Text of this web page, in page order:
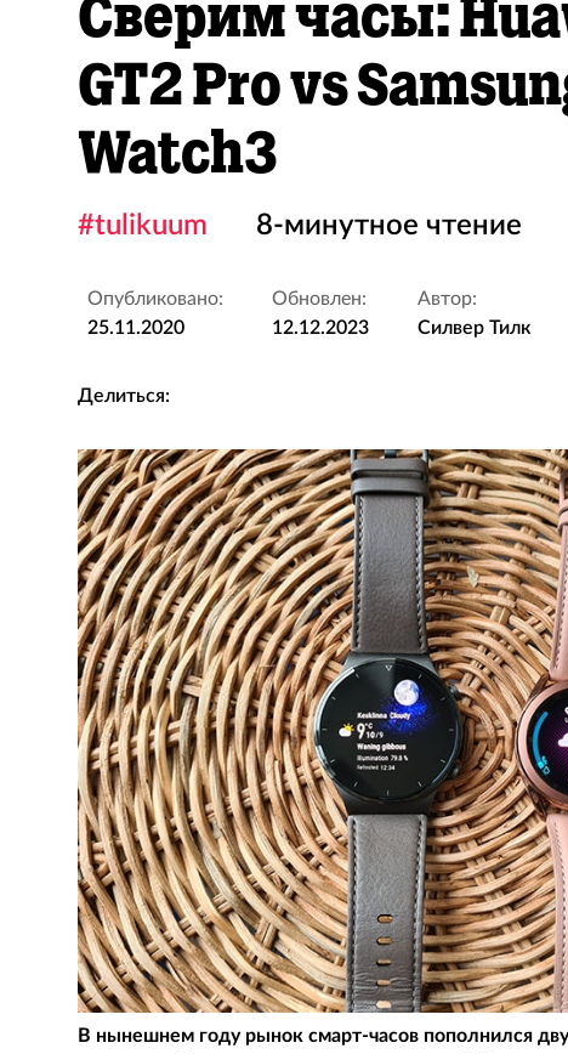
Сверим часы:
GT2 Pro vs
Watch3
#tulikuum 8-минутное чтение
Опубликовано:
25.11.2020
Обновлен:
12.12.2023
Автор:
Силвер Тилк
Делиться:
В нынешнем году рынок смарт-часов пополнился